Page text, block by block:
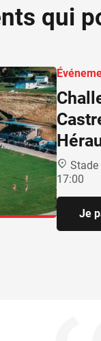
qui
Stade
17:00
Je